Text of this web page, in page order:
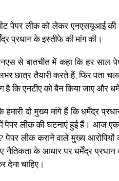
पेपर लीक को लेकर एनएसयूआई
प्रधान के इस्तीफे की मांग की।
से बातचीत में कहा कि हर साल
छात्र तैयारी करते हैं, फिर पता
है कि एनटीए को बैन किया जाए और
दो मुख्य मांगे हैं कि धर्मेंद्र
लीक की घटनाएं हुई हैं। आज एक
लीक कराने वाले मुख्य आरोपियों
के आधार पर धर्मेंद्र प्रधान
देना चाहिए।